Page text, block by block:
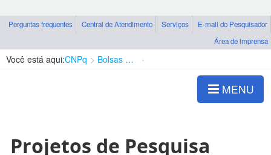
Perguntas frequentes Central de Atendimento Serviços
E-mail do Pesquisador
Área de imprensa
Você está aqui:CNPq Bolsas e Auxílios Vigentes
MENU
Projetos de Pesquisa